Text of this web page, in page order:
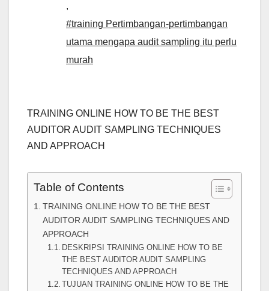
,
#training Pertimbangan-pertimbangan
utama mengapa audit sampling itu perlu
murah
TRAINING ONLINE HOW TO BE THE BEST
AUDITOR AUDIT SAMPLING TECHNIQUES
AND APPROACH
Table of Contents
TRAINING ONLINE HOW TO BE THE BEST
AUDITOR AUDIT SAMPLING TECHNIQUES AND
APPROACH
DESKRIPSI TRAINING ONLINE HOW TO BE
THE BEST AUDITOR AUDIT SAMPLING
TECHNIQUES AND APPROACH
TUJUAN TRAINING ONLINE HOW TO BE THE